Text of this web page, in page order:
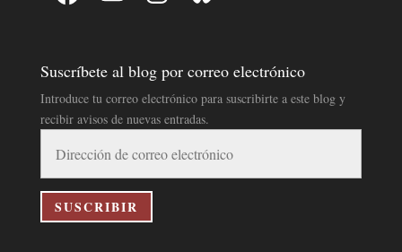
Suscríbete al blog por correo electrónico
Introduce tu correo electrónico para suscribirte a este blog y
recibir avisos de nuevas entradas.
correo
electrónico
SUSCRIBIR